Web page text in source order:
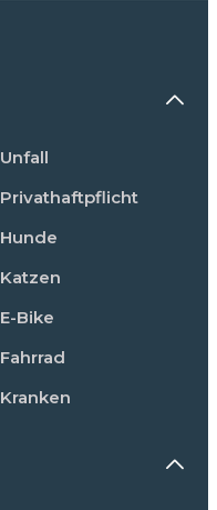
Unfall
Privathaftpflicht
Hunde
Katzen
E-Bike
Fahrrad
Kranken